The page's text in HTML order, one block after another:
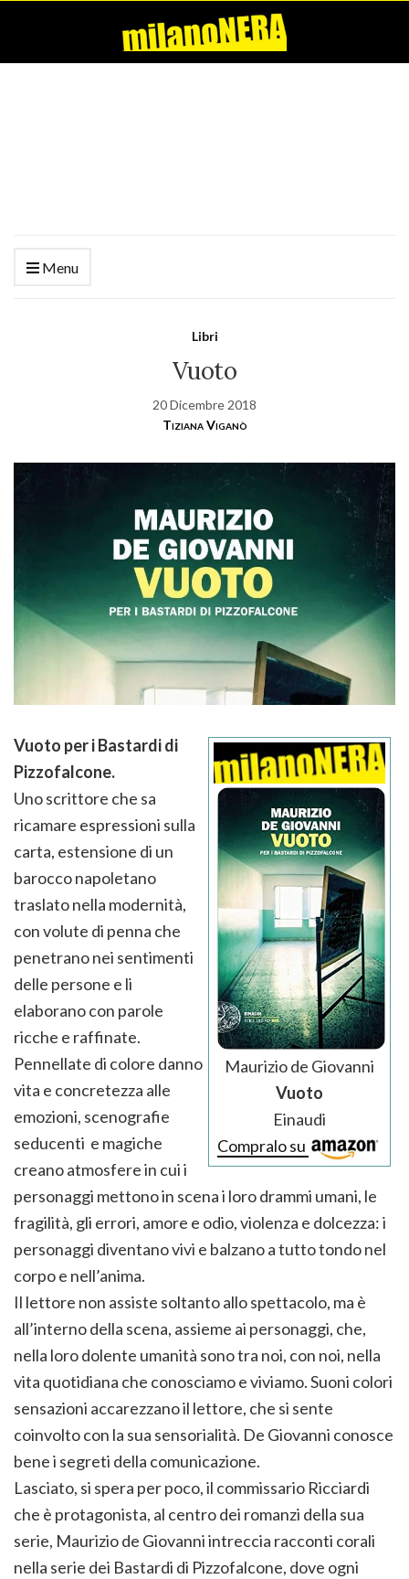
Menu
Libri
Vuoto
20 Dicembre 2018
Tiziana Viganò
Maurizio de Giovanni
Vuoto
Einaudi
Compralo su
Vuoto per i Bastardi di
Pizzofalcone.
Uno scrittore che sa
ricamare espressioni sulla
carta, estensione di un
barocco napoletano
traslato nella modernità,
con volute di penna che
penetrano nei sentimenti
delle persone e li
elaborano con parole
ricche e raffinate.
Pennellate di colore danno
vita e concretezza alle
emozioni, scenografie
seducenti e magiche
creano atmosfere in cui i
personaggi mettono in scena i loro drammi umani, le
fragilità, gli errori, amore e odio, violenza e dolcezza: i
personaggi diventano vivi e balzano a tutto tondo nel
corpo e nell’anima.
Il lettore non assiste soltanto allo spettacolo, ma è
all’interno della scena, assieme ai personaggi, che,
nella loro dolente umanità sono tra noi, con noi, nella
vita quotidiana che conosciamo e viviamo. Suoni colori
sensazioni accarezzano il lettore, che si sente
coinvolto con la sua sensorialità. De Giovanni conosce
bene i segreti della comunicazione.
Lasciato, si spera per poco, il commissario Ricciardi
che è protagonista, al centro dei romanzi della sua
serie, Maurizio de Giovanni intreccia racconti corali
nella serie dei Bastardi di Pizzofalcone, dove ogni